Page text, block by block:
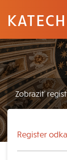
Register